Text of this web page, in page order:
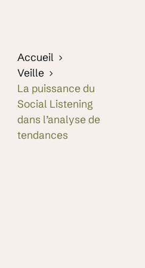
Accueil
Veille
La puissance du
Social Listening
dans l’analyse de
tendances